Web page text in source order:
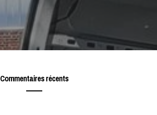
Commentaires récents